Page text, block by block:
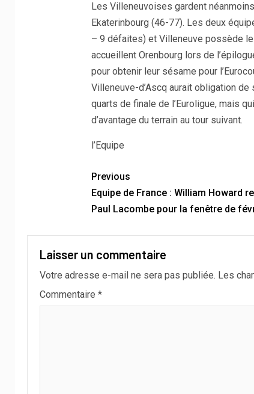
Les Villeneuvoises gardent
Ekaterinbourg (46-77). Les deux
– 9 défaites) et Villeneuve possède
accueillent Orenbourg lors de
pour obtenir leur sésame pour
Villeneuve-d’Ascq aurait obligation
quarts de finale de l’Euroligue, mais
d’avantage du terrain au tour suivant.
l’Equipe
Previous
Equipe de France : William Howard
Paul Lacombe pour la fenêtre de
Laisser un commentaire
Votre adresse e-mail ne sera pas publiée. Les
Commentaire *